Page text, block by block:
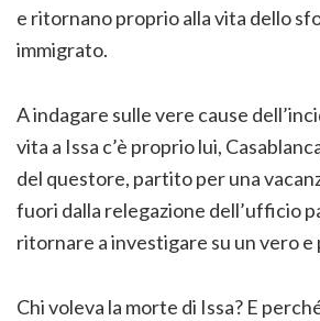
e ritornano proprio alla vita dello
immigrato.
A indagare sulle vere cause
vita a Issa c’è proprio lui,
del questore, partito per una
fuori dalla relegazione dell’ufficio
ritornare a investigare su un vero
Chi voleva la morte di Issa? E